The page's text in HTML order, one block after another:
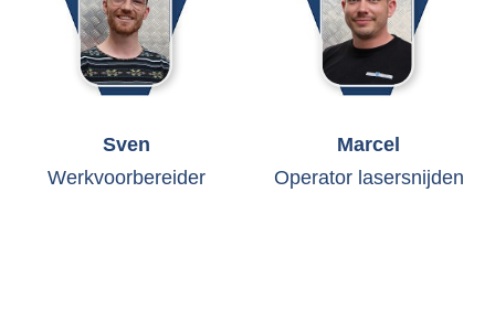
Sven
Werkvoorbereider
Marcel
Operator lasersnijden